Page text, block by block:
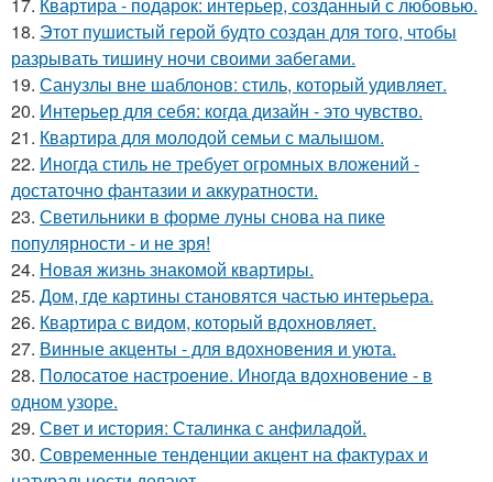
17. Квартира - подарок: интерьер, созданный с любовью.
18. Этот пушистый герой будто создан для того, чтобы
разрывать тишину ночи своими забегами.
19. Санузлы вне шаблонов: стиль, который удивляет.
20. Интерьер для себя: когда дизайн - это чувство.
21. Квартира для молодой семьи с малышом.
22. Иногда стиль не требует огромных вложений -
достаточно фантазии и аккуратности.
23. Светильники в форме луны снова на пике
популярности - и не зря!
24. Новая жизнь знакомой квартиры.
25. Дом, где картины становятся частью интерьера.
26. Квартира с видом, который вдохновляет.
27. Винные акценты - для вдохновения и уюта.
28. Полосатое настроение. Иногда вдохновение - в
одном узоре.
29. Свет и история: Сталинка с анфиладой.
30. Современные тенденции акцент на фактурах и